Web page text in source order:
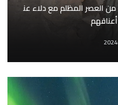
العصر المظلم مع دلاء عن